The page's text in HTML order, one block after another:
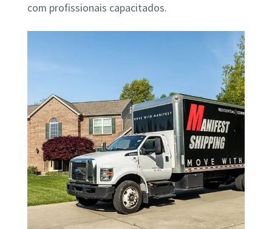
com profissionais capacitados.